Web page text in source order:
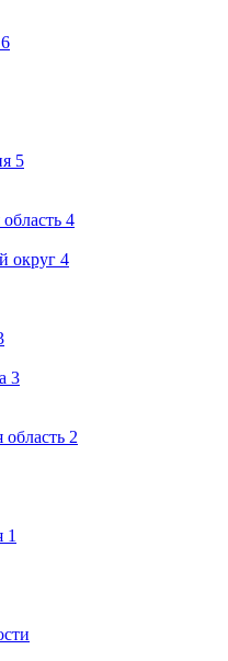
6
5
4
округ 4
3
область 2
1